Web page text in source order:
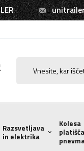
Razsvetljava
in elektrika
Kolesa
platišča